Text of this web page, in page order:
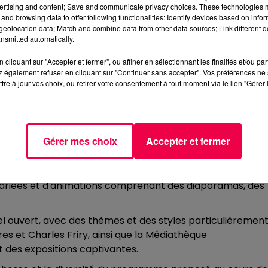
de Remiremont s'installe pour une dizaine de
événement incontournable promet une immersion
découvertes artistiques et des rencontres
et le public.
est "Les oiseaux de chez vous", une invitation à
locaux. Le Centre Culturel Gilbert Zaug, l'Hôtel de
et d'animations comprenant des diaporamas, des
ouvert, avec des thèmes et des styles particulièrement
et Charles Friry, ainsi que la Médiathèque
expositions captivantes.
and content; Save and communicate privacy choices. These technologies
browsing data to offer following functionalities: Identify devices based on
data; Match and combine data from other data sources; Link different
automatically.
cliquant sur "Accepter et fermer", ou affiner en sélectionnant les finalités et/ou
également refuser en cliquant sur "Continuer sans accepter". Vos préférences
à jour vos choix, ou retirer votre consentement à tout moment via le lien
Gérer mes choix Accepter et fermer